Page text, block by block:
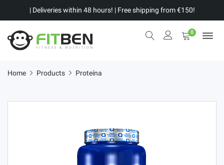
| Deliveries within 48 hours! | Free shipping from €150!
0
Home Products Proteína